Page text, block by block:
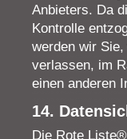
Anbieters. Da
Kontrolle
werden wir
verlassen, im
einen anderen
14.
Die Rote